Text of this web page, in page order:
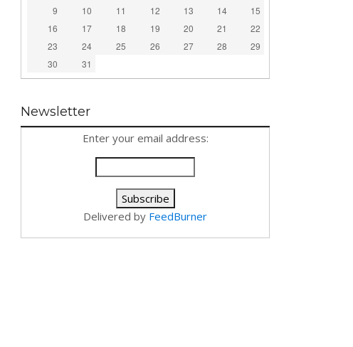
9
10 11 12 13 14
15
16
17 18 19 20 21
22
23
24 25 26 27 28
29
30
31
Newsletter
Enter your email address:
Delivered by FeedBurner